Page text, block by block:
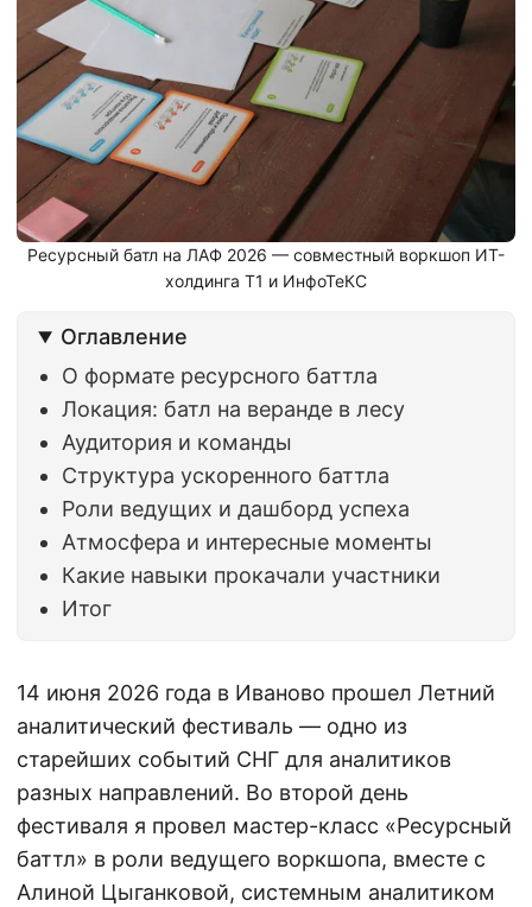
Ресурсный батл на ЛАФ 2026 — совместный воркшоп ИТ-
холдинга Т1 и ИнфоТеКС
Оглавление
О формате ресурсного баттла
Локация: батл на веранде в лесу
Аудитория и команды
Структура ускоренного баттла
Роли ведущих и дашборд успеха
Атмосфера и интересные моменты
Какие навыки прокачали участники
Итог
14 июня 2026 года в Иваново прошел Летний
аналитический фестиваль — одно из
старейших событий СНГ для аналитиков
разных направлений. Во второй день
фестиваля я провел мастер-класс «Ресурсный
баттл» в роли ведущего воркшопа, вместе с
Алиной Цыганковой, системным аналитиком